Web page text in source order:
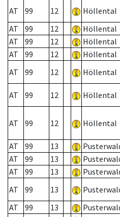
AT
99 12 Höllental
AT
99 12 Höllental
AT
99 12 Höllental
AT
99 12 Höllental
AT
99 12 Höllental
AT
99 12 Höllental
AT 99 12 Höllental
AT
99 13
AT
99 13
AT
99 13
AT
99 13
AT
99 13